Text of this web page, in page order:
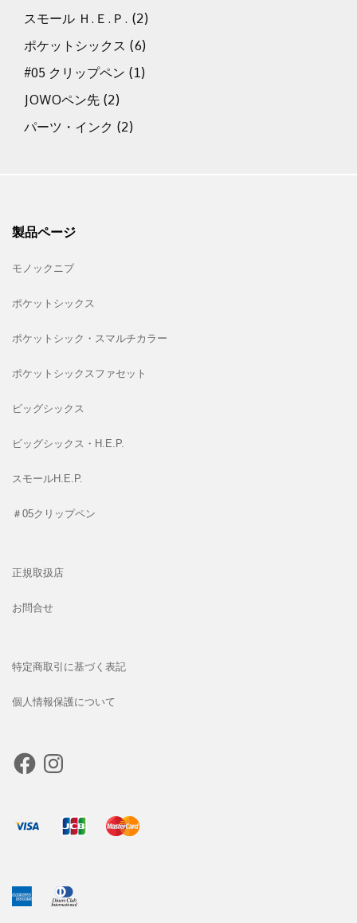
スモール Ｈ.Ｅ.Ｐ. (2)
ポケットシックス (6)
#05 クリップペン (1)
JOWOペン先 (2)
パーツ・インク (2)
製品ページ
モノックニブ
ポケットシックス
ポケットシック・スマルチカラー
ポケットシックスファセット
ビッグシックス
ビッグシックス・H.E.P.
スモールH.E.P.
＃05クリップペン
正規取扱店
お問合せ
特定商取引に基づく表記
個人情報保護について
FacebookInstagram